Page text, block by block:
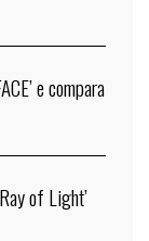
e compara
of Light’